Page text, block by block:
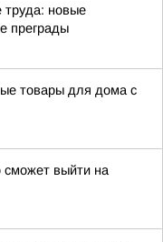
труда: новые
преграды
товары для дома с
сможет выйти на